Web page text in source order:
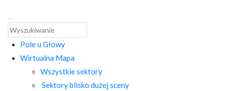
Pole u Głowy
Wirtualna Mapa
Wszystkie sektory
Sektory blisko dużej sceny